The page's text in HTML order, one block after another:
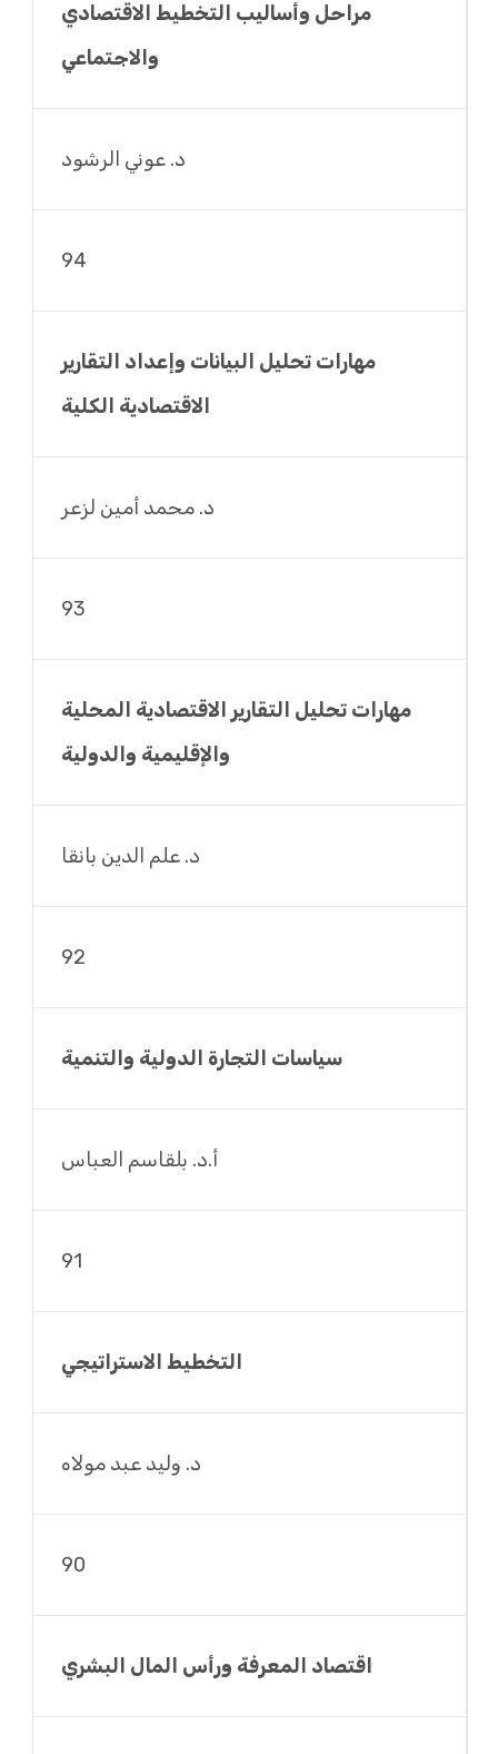
مراحل وأساليب التخطيط الاقتصادي
والاجتماعي
د. عوني الرشود
94
مهارات تحليل البيانات وإعداد التقارير
الاقتصادية الكلية
د. محمد أمين لزعر
93
مهارات تحليل التقارير الاقتصادية المحلية
والإقليمية والدولية
د. علم الدين بانقا
92
سياسات التجارة الدولية والتنمية
أ.د. بلقاسم العباس
91
التخطيط الاستراتيجي
د. وليد عبد مولاه
90
اقتصاد المعرفة ورأس المال البشري